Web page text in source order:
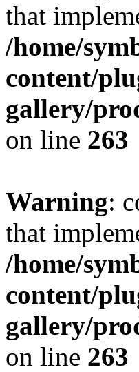
that
/home/
content/
gallery/
on line 263
Warning:
that
/home/
content/
gallery/
on line 263